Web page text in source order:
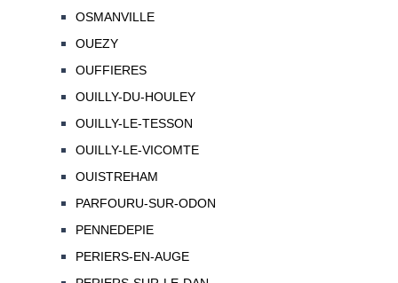
OSMANVILLE
OUEZY
OUFFIERES
OUILLY-DU-HOULEY
OUILLY-LE-TESSON
OUILLY-LE-VICOMTE
OUISTREHAM
PARFOURU-SUR-ODON
PENNEDEPIE
PERIERS-EN-AUGE